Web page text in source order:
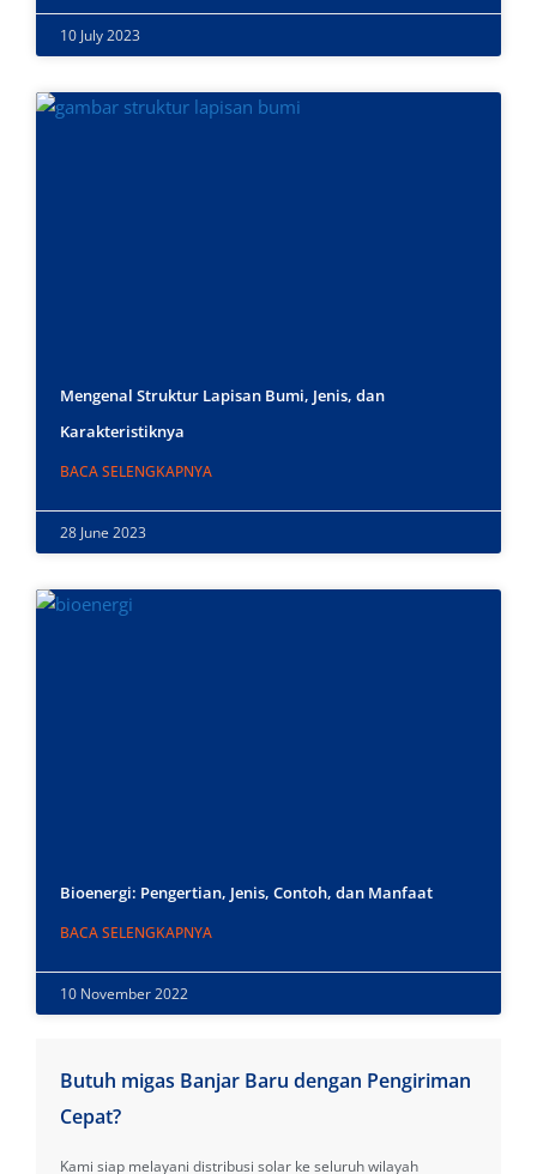
10 July 2023
Mengenal Struktur Lapisan Bumi, Jenis, dan
Karakteristiknya
BACA SELENGKAPNYA
28 June 2023
Bioenergi: Pengertian, Jenis, Contoh, dan Manfaat
BACA SELENGKAPNYA
10 November 2022
Butuh migas Banjar Baru dengan Pengiriman
Cepat?
Kami siap melayani distribusi solar ke seluruh wilayah